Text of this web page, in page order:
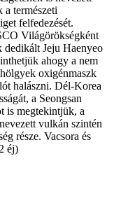
a természeti
felfedezését.
Világörökségként
dedikált Jeju Haenyeo
ahogy a nem
oxigénmaszk
halászni. Dél-Korea
a Seongsan
is megtekintjük, a
vulkán szintén
része. Vacsora és
éj)